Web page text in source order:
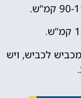
לכביש, ויש